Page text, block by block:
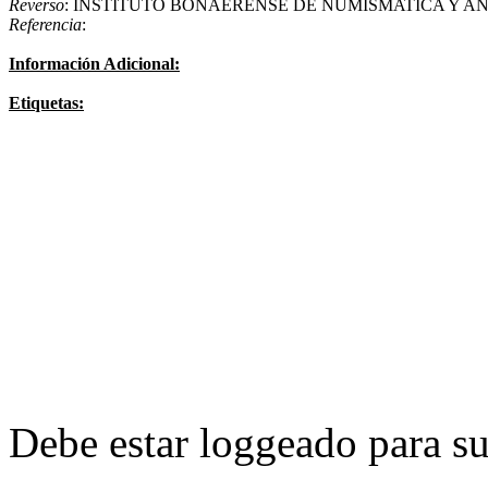
Reverso: INSTITUTO BONAERENSE DE NUMISMATICA Y
Referencia:
Información Adicional:
Etiquetas:
Debe estar loggeado para